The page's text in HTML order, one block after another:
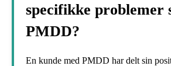
specifikke problemer
PMDD?
En kunde med PMDD har delt sin